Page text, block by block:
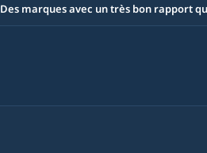
Des marques avec un très bon rapport